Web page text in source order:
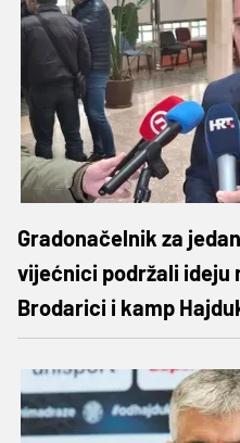
Gradonačelnik za
vijećnici podržali ideju
Brodarici i kamp